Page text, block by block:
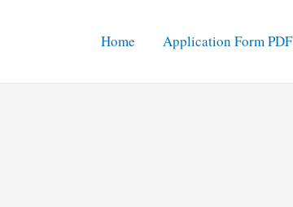
Home Application Form PDF